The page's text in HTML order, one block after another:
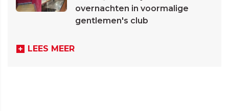
overnachten in voormalige
gentlemen's club
LEES MEER